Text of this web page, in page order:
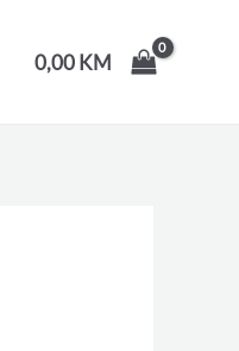
0,00KM